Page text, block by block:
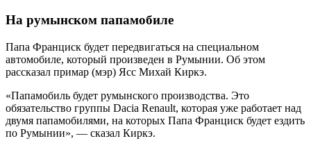
На румынском папамобиле
Папа Франциск будет передвигаться на специальном
автомобиле, который произведен в Румынии. Об этом
рассказал примар (мэр) Ясс Михай Киркэ.
«Папамобиль будет румынского производства. Это
обязательство группы Dacia Renault, которая уже работает над
двумя папамобилями, на которых Папа Франциск будет ездить
по Румынии», — сказал Киркэ.